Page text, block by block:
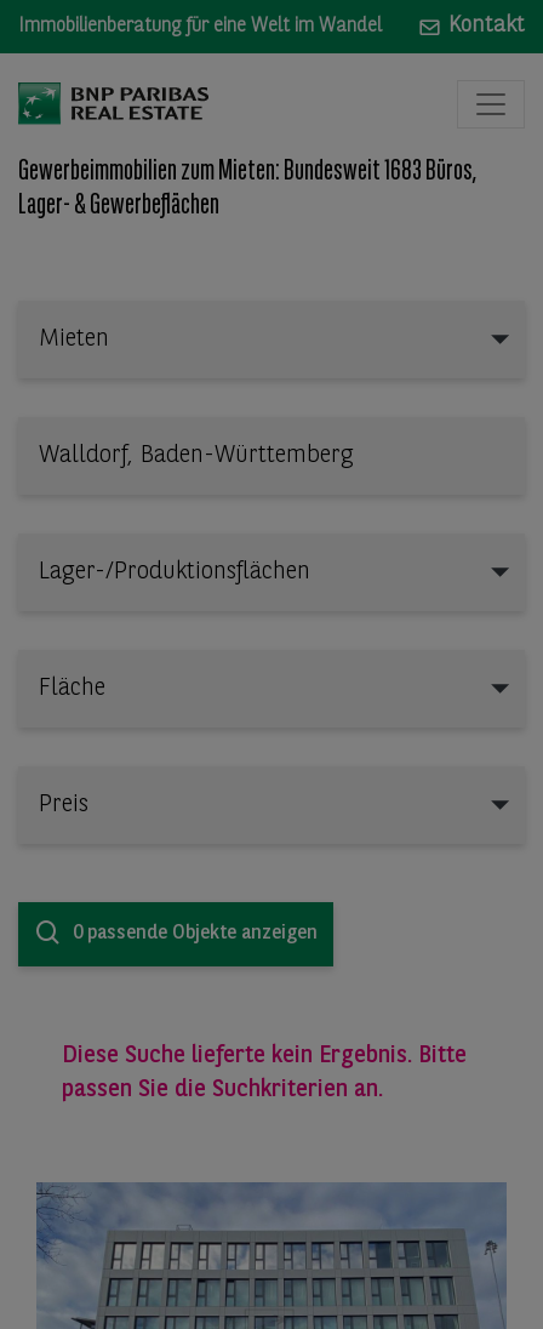
Immobilienberatung für eine Welt im Wandel Kontakt
Gewerbeimmobilien zum Mieten: Bundesweit 1683 Büros,
Lager- & Gewerbeflächen
Mieten
Lager-/Produktionsflächen
Fläche
Preis
0 passende Objekte anzeigen
Diese Suche lieferte kein Ergebnis. Bitte
passen Sie die Suchkriterien an.